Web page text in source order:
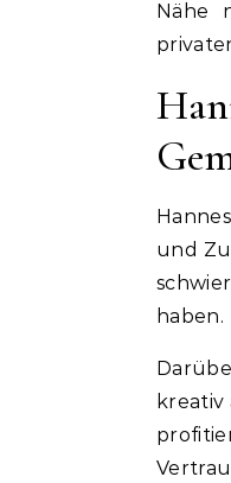
Nähe
und
haben.
kreativ